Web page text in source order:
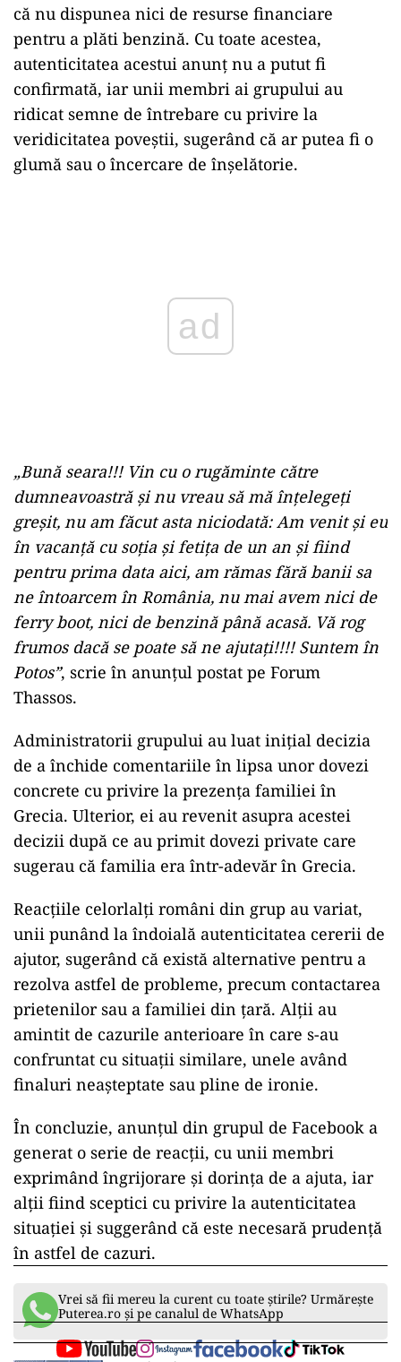
că nu dispunea nici de resurse financiare
pentru a plăti benzină. Cu toate acestea,
autenticitatea acestui anunț nu a putut fi
confirmată, iar unii membri ai grupului au
ridicat semne de întrebare cu privire la
veridicitatea poveștii, sugerând că ar putea fi o
glumă sau o încercare de înșelătorie.
„Bună seara!!! Vin cu o rugăminte către
dumneavoastră și nu vreau să mă înțelegeți
greșit, nu am făcut asta niciodată: Am venit și eu
în vacanță cu soția și fetița de un an și fiind
pentru prima data aici, am rămas fără banii sa
ne întoarcem în România, nu mai avem nici de
ferry boot, nici de benzină până acasă. Vă rog
frumos dacă se poate să ne ajutați!!!! Suntem în
Potos”, scrie în anunțul postat pe Forum
Thassos.
Administratorii grupului au luat inițial decizia
de a închide comentariile în lipsa unor dovezi
concrete cu privire la prezența familiei în
Grecia. Ulterior, ei au revenit asupra acestei
decizii după ce au primit dovezi private care
sugerau că familia era într-adevăr în Grecia.
Reacțiile celorlalți români din grup au variat,
unii punând la îndoială autenticitatea cererii de
ajutor, sugerând că există alternative pentru a
rezolva astfel de probleme, precum contactarea
prietenilor sau a familiei din țară. Alții au
amintit de cazurile anterioare în care s-au
confruntat cu situații similare, unele având
finaluri neașteptate sau pline de ironie.
În concluzie, anunțul din grupul de Facebook a
generat o serie de reacții, cu unii membri
exprimând îngrijorare și dorința de a ajuta, iar
alții fiind sceptici cu privire la autenticitatea
situației și suggerând că este necesară prudență
în astfel de cazuri.
Vrei să fii mereu la curent cu toate știrile? Urmărește
Puterea.ro și pe canalul de WhatsApp